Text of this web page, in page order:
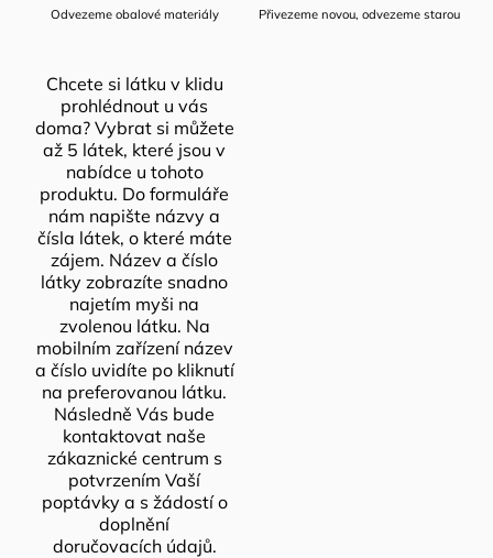
Odvezeme obalové materiály Přivezeme novou, odvezeme starou
Chcete si látku v klidu
prohlédnout u vás
doma? Vybrat si můžete
až 5 látek, které jsou v
nabídce u tohoto
produktu. Do formuláře
nám napište názvy a
čísla látek, o které máte
zájem. Název a číslo
látky zobrazíte snadno
najetím myši na
zvolenou látku. Na
mobilním zařízení název
a číslo uvidíte po kliknutí
na preferovanou látku.
Následně Vás bude
kontaktovat naše
zákaznické centrum s
potvrzením Vaší
poptávky a s žádostí o
doplnění
doručovacích údajů.